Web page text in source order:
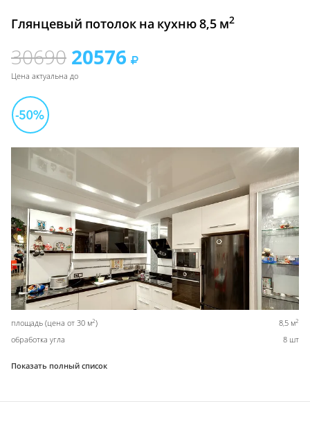
Глянцевый потолок на кухню 8,5 м2
30690 20576
Цена актуальна до
площадь (цена от 30 м2) 8,5 м2
обработка угла 8 шт
Показать полный список